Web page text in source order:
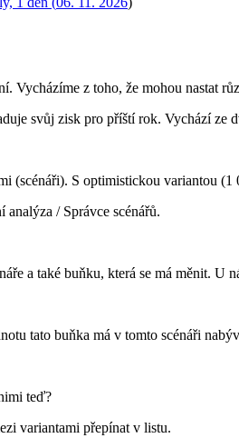
Vycházíme z toho, že mohou nastat
svůj zisk pro příští rok. Vychází
(scénáři). S optimistickou variantou
/ Správce scénářů.
a také buňku, která se má měnit. U
tato buňka má v tomto scénáři
teď?
variantami přepínat v listu.